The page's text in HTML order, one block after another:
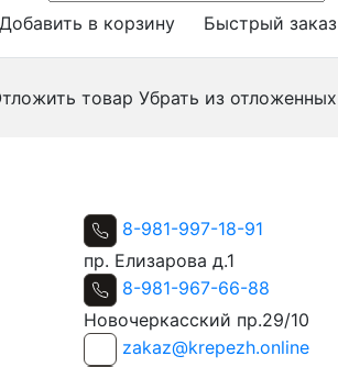
Добавить в корзину
Быстрый заказ
товар Убрать из отложенных
8-981-997-18-91
пр. Елизарова д.1
8-981-967-66-88
Новочеркасский пр.29/10
zakaz@krepezh.online